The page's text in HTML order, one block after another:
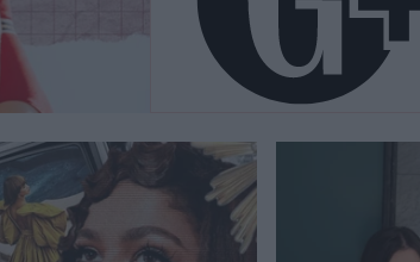
változik menopauza
idején, ez a kétnapos
program a lelkednek